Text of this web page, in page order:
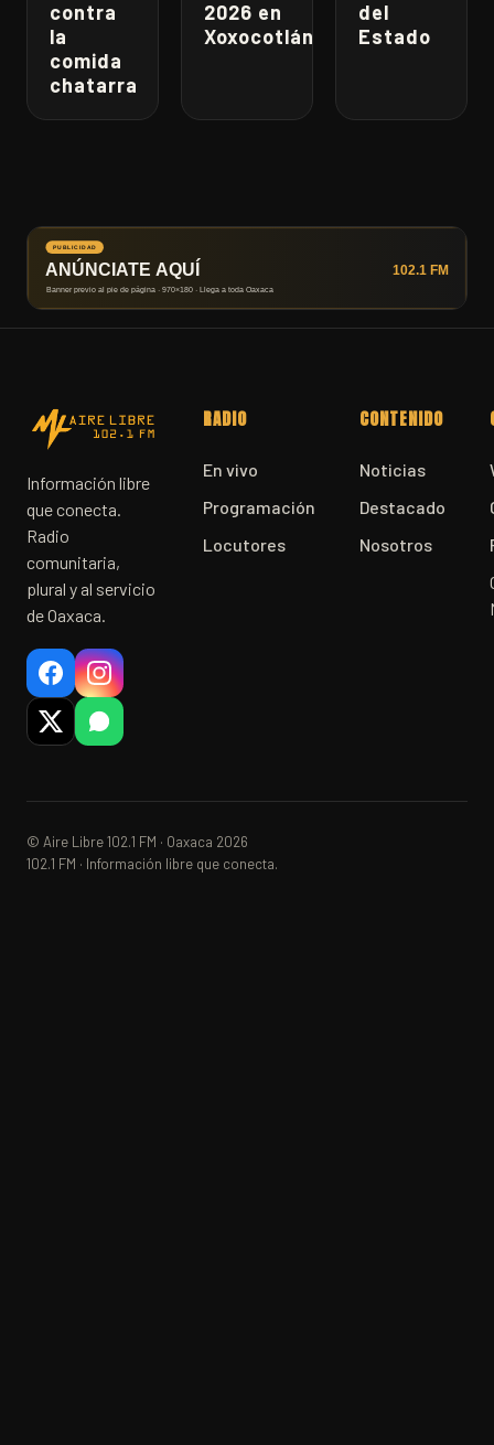
contra
la
comida
chatarra
2026 en
Xoxocotlán
del
Estado
Información libre
que conecta.
Radio
comunitaria,
plural y al servicio
de Oaxaca.
RADIO
En vivo
Programación
Locutores
CONTENIDO
Noticias
Destacado
Nosotros
© Aire Libre 102.1 FM · Oaxaca 2026
102.1 FM · Información libre que conecta.